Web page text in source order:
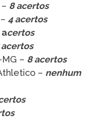
8 acertos
4 acertos
acertos
acertos
– 8 acertos
– nenhum